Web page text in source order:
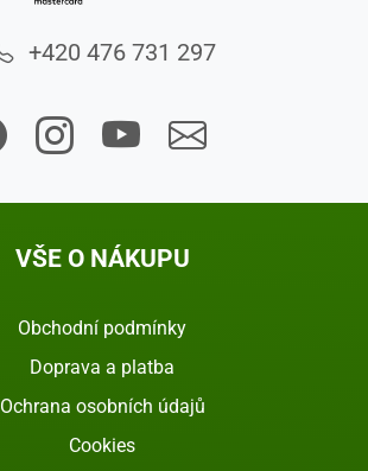
+420 476 731 297
VŠE O NÁKUPU
Obchodní podmínky
Doprava a platba
Ochrana osobních údajů
Cookies